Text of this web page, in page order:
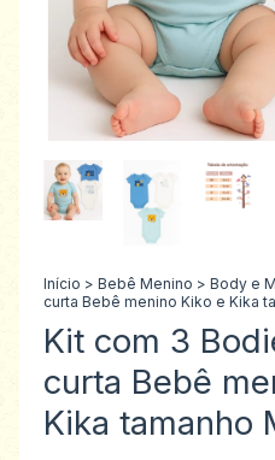
Início > Bebê Menino > Body e
curta Bebê menino Kiko e Kika
Kit com 3
curta Bebê
Kika tamanho